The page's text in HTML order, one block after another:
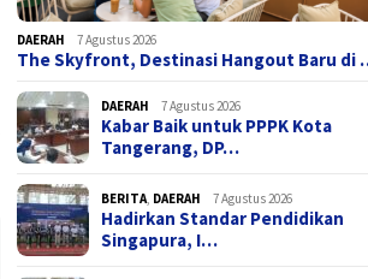
DAERAH 7 Agustus 2026
The Skyfront, Destinasi Hangout Baru di
DAERAH 7 Agustus 2026
Kabar Baik untuk PPPK Kota
Tangerang, DP…
BERITA, DAERAH 7 Agustus 2026
Hadirkan Standar Pendidikan
Singapura, I…